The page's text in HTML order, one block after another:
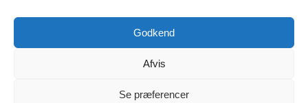
Godkend
Afvis
Se præferencer
mailen besvare vi IKKE din mail!
Der bliver sendt en automail ved kontakt om at vi skal